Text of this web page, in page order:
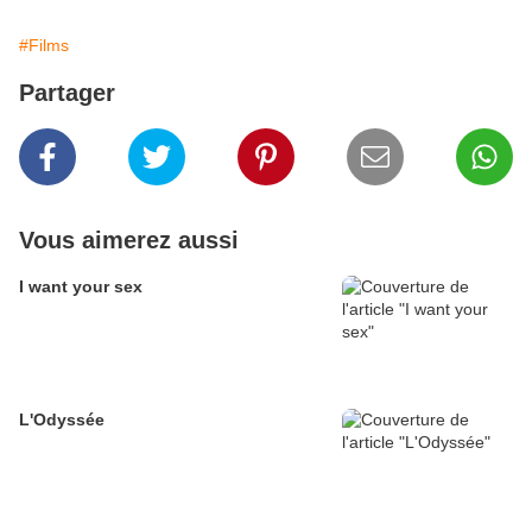
#Films
Partager
Vous aimerez aussi
I want your sex
L'Odyssée